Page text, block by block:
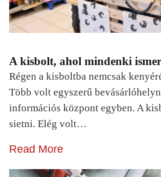
A kisbolt, ahol mindenki
Régen a kisboltba nemcsak
Több volt egyszerű
információs központ egyben. A
sietni. Elég volt…
Read More